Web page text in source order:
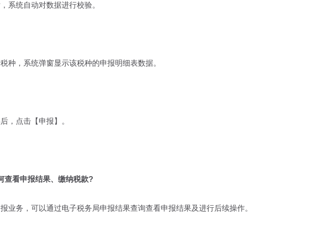
统自动对数据进行校验。
，系统弹窗显示该税种的申报明细表数据。
点击【申报】。
查看申报结果、缴纳税款?
务，可以通过电子税务局申报结果查询查看申报结果及进行后续操作。